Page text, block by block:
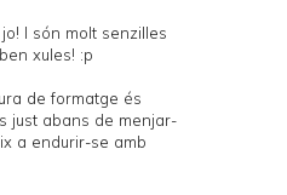
I són molt senzilles
xules! :p
de formatge és
just abans de menjar-
a endurir-se amb